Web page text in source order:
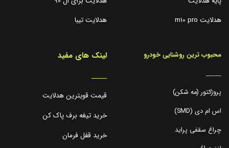
هدلایت m10 pro
هدلایت تیبا
محبوب ترین روشنایی خودرو
_____
پروژکتور (مه شکن)
اس ام دی (SMD)
چراغ سقفی پراید
لینک های مفید
_____
قیمت قویترین هدلایت
خرید تیغه برف پاک کن
خرید قفل فرمان